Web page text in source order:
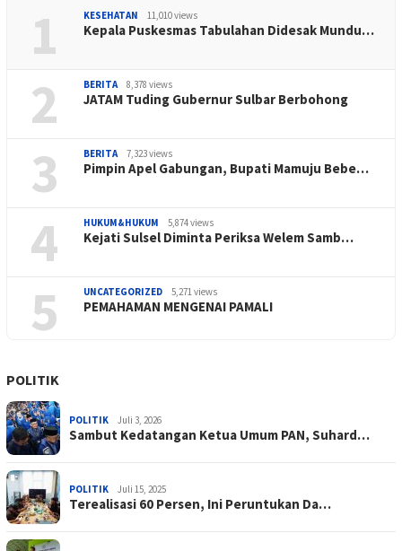
1 KESEHATAN 11,010 views
Kepala Puskesmas Tabulahan Didesak Mundu…
2 BERITA 8,378 views
JATAM Tuding Gubernur Sulbar Berbohong
3 BERITA 7,323 views
Pimpin Apel Gabungan, Bupati Mamuju Bebe…
4 HUKUM&HUKUM 5,874 views
Kejati Sulsel Diminta Periksa Welem Samb…
5 UNCATEGORIZED 5,271 views
PEMAHAMAN MENGENAI PAMALI
POLITIK
POLITIK Juli 3, 2026
Sambut Kedatangan Ketua Umum PAN, Suhard…
POLITIK Juli 15, 2025
Terealisasi 60 Persen, Ini Peruntukan Da…